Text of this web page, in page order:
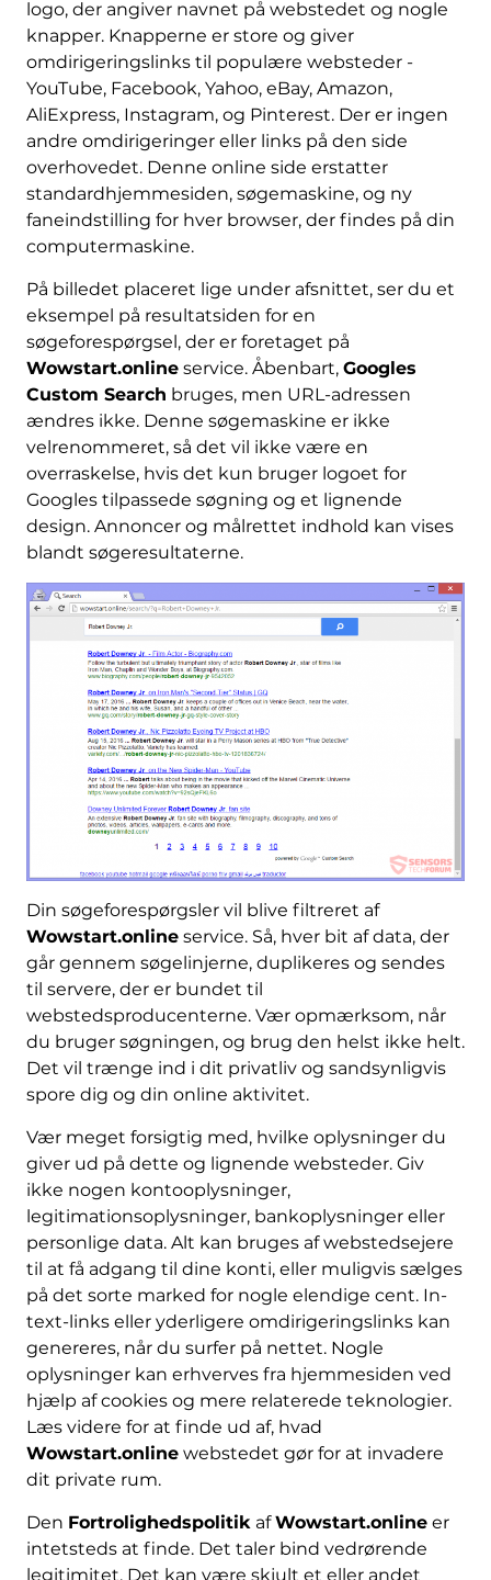
logo, der angiver navnet på webstedet og nogle
knapper. Knapperne er store og giver
omdirigeringslinks til populære websteder -
YouTube, Facebook, Yahoo, eBay, Amazon,
AliExpress, Instagram, og Pinterest. Der er ingen
andre omdirigeringer eller links på den side
overhovedet. Denne online side erstatter
standardhjemmesiden, søgemaskine, og ny
faneindstilling for hver browser, der findes på din
computermaskine.
På billedet placeret lige under afsnittet, ser du et
eksempel på resultatsiden for en
søgeforespørgsel, der er foretaget på
Wowstart.onlineservice. Åbenbart, Googles
Custom Search bruges, men URL-adressen
ændres ikke. Denne søgemaskine er ikke
velrenommeret, så det vil ikke være en
overraskelse, hvis det kun bruger logoet for
Googles tilpassede søgning og et lignende
design. Annoncer og målrettet indhold kan vises
blandt søgeresultaterne.
Din søgeforespørgsler vil blive filtreret af
Wowstart.onlineservice. Så, hver bit af data, der
går gennem søgelinjerne, duplikeres og sendes
til servere, der er bundet til
webstedsproducenterne. Vær opmærksom, når
du bruger søgningen, og brug den helst ikke helt.
Det vil trænge ind i dit privatliv og sandsynligvis
spore dig og din online aktivitet.
Vær meget forsigtig med, hvilke oplysninger du
giver ud på dette og lignende websteder. Giv
ikke nogen kontooplysninger,
legitimationsoplysninger, bankoplysninger eller
personlige data. Alt kan bruges af webstedsejere
til at få adgang til dine konti, eller muligvis sælges
på det sorte marked for nogle elendige cent. In-
text-links eller yderligere omdirigeringslinks kan
genereres, når du surfer på nettet. Nogle
oplysninger kan erhverves fra hjemmesiden ved
hjælp af cookies og mere relaterede teknologier.
Læs videre for at finde ud af, hvad
Wowstart.onlinewebstedet gør for at invadere
dit private rum.
Den Fortrolighedspolitik afWowstart.onlineer
intetsteds at finde. Det taler bind vedrørende
legitimitet. Det kan være skjult et eller andet